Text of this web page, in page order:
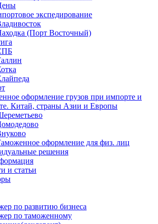
экспедирование
(Порт Восточный)
оформление грузов при импорте и
Китай, страны Азии и Европы
оформление для физ. лиц
решения
и статьи
по развитию бизнеса
по таможенному